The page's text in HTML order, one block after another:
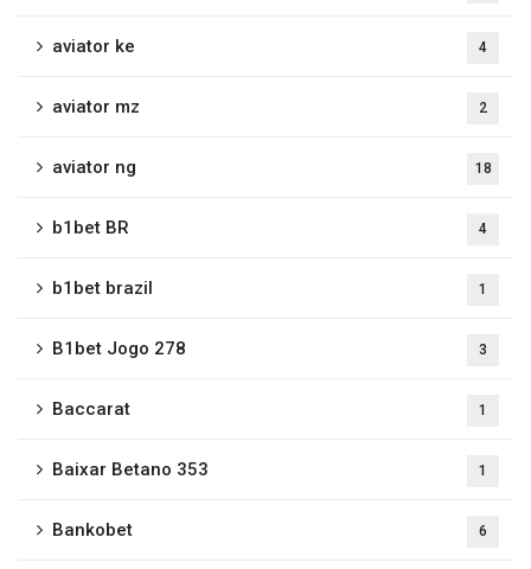
aviator ke 4
aviator mz 2
aviator ng 18
b1bet BR 4
b1bet brazil 1
B1bet Jogo 278 3
Baccarat 1
Baixar Betano 353 1
Bankobet 6